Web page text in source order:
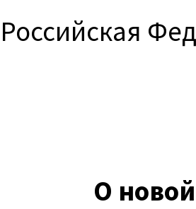
Российская
О